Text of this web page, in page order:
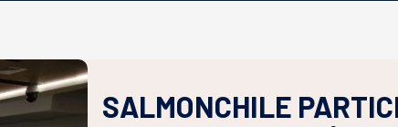
SALMONCHILE